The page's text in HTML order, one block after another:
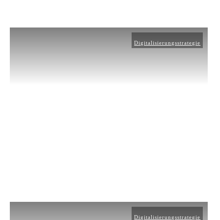
Digitalisierungsstrategie
Digitalisierungsstrategie